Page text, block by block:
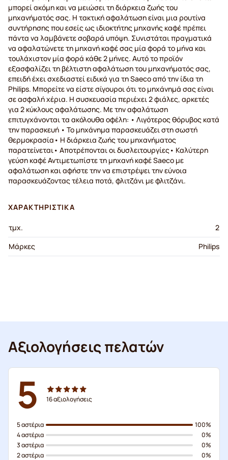
μπορεί ακόμη και να μειώσει τη διάρκεια ζωής του
μηχανήματός σας. Η τακτική αφαλάτωση είναι μια ρουτίνα
συντήρησης που εσείς ως ιδιοκτήτης μηχανής καφέ πρέπει
πάντα να λαμβάνετε σοβαρά υπόψη. Συνιστάται πραγματικά
να αφαλατώνετε τη μηχανή καφέ σας μία φορά το μήνα και
τουλάχιστον μία φορά κάθε 2 μήνες. Αυτό το προϊόν
εξασφαλίζει τη βέλτιστη αφαλάτωση του μηχανήματός σας,
επειδή έχει σχεδιαστεί ειδικά για τη Saeco από την ίδια τη
Philips. Μπορείτε να είστε σίγουροι ότι το μηχάνημά σας είναι
σε ασφαλή χέρια. Η συσκευασία περιέχει 2 φιάλες, αρκετές
για 2 κύκλους αφαλάτωσης. Με την αφαλάτωση
επιτυγχάνονται τα ακόλουθα οφέλη: • Λιγότερος θόρυβος κατά
την παρασκευή • Το μηχάνημα παρασκευάζει στη σωστή
θερμοκρασία• Η διάρκεια ζωής του μηχανήματος
παρατείνεται• Αποτρέπονται οι δυσλειτουργίες• Καλύτερη
γεύση καφέ Αντιμετωπίστε τη μηχανή καφέ Saeco με
αφαλάτωση και αφήστε την να επιστρέψει την εύνοια
παρασκευάζοντας τέλεια ποτά, φλιτζάνι με φλιτζάνι.
ΧΑΡΑΚΤΗΡΙΣΤΙΚΆ
τμχ.
2
Μάρκες
Philips
Αξιολογήσεις πελατών
5 16αξιολογήσεις
5 αστέρια
4 αστέρια
3 αστέρια
2 αστέρια
100%
0%
0%
0%